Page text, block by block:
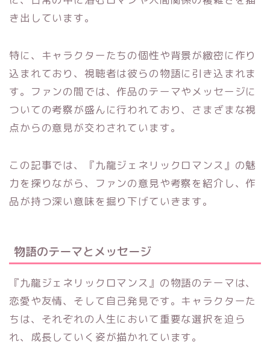
き出しています。
特に、キャラクターたちの個性や背景が緻密に作り
込まれており、視聴者は彼らの物語に引き込まれま
す。ファンの間では、作品のテーマやメッセージに
ついての考察が盛んに行われており、さまざまな視
点からの意見が交わされています。
この記事では、『九龍ジェネリックロマンス』の魅
力を探りながら、ファンの意見や考察を紹介し、作
品が持つ深い意味を掘り下げていきます。
物語のテーマとメッセージ
『九龍ジェネリックロマンス』の物語のテーマは、
恋愛や友情、そして自己発見です。キャラクターた
ちは、それぞれの人生において重要な選択を迫ら
れ、成長していく姿が描かれています。